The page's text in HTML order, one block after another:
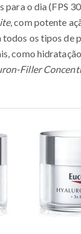
para o dia (FPS
, com potente
todos os tipos de
como
Filler